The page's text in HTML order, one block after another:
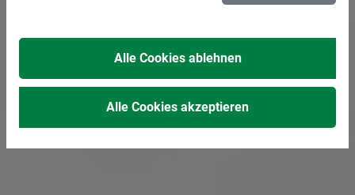
02366 303-569
Allgemeiner Sozialer Dienst
Alle Cookies ablehnen
Alle Cookies akzeptieren